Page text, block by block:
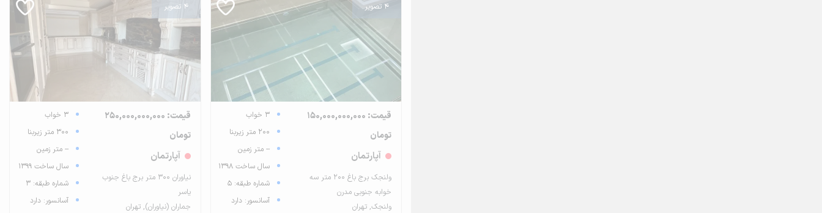
4 تصویر
قیمت: 150,000,000,000
تومان
آپارتمان
ولنجک برج باغ ۲۰۰ متر سه
خوابه جنوبی مدرن
ولنجک, تهران
3 خواب
200 متر زیربنا
-- متر زمین
سال ساخت 1398
شماره طبقه: 5
آسانسور: دارد
4 تصویر
قیمت: 250,000,000,000
تومان
آپارتمان
نیاوران ۳۰۰ متر برج باغ جنوب
یاسر
جماران (نیاوران), تهران
3 خواب
300 متر زیربنا
-- متر زمین
سال ساخت 1399
شماره طبقه: 3
آسانسور: دارد